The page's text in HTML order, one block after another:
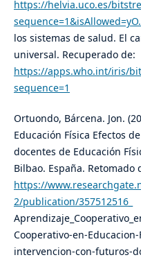
https://helvia.uco.es/
los sistemas de salud. El
universal. Recuperado de:
https://apps.who.int/iris/
sequence=1
Ortuondo, Bárcena. Jon.
Educación Física Efectos
docentes de Educación
Bilbao. España. Retomado
https://
2/publication/357512516_
Cooperativo-en-
intervencion-con-futuros-